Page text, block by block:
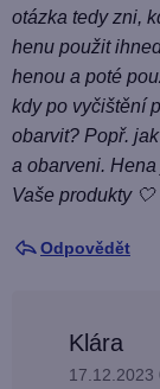
otázka tedy zni,
henu použit
henou a poté
kdy po vyčištění
obarvit? Popř.
a obarveni.
Vaše produkty 🤍
Odpovědět
Klára
17.12.2023